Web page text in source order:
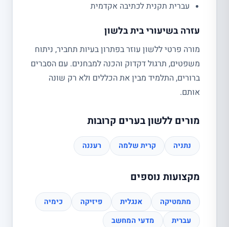
עברית תקנית לכתיבה אקדמית
עזרה בשיעורי בית בלשון
מורה פרטי ללשון עוזר בפתרון בעיות תחביר, ניתוח
משפטים, תרגול דקדוק והכנה למבחנים. עם הסברים
ברורים, התלמיד מבין את הכללים ולא רק שונה
אותם.
מורים ללשון בערים קרובות
נתניה קרית שלמה רעננה
מקצועות נוספים
מתמטיקה אנגלית פיזיקה
כימיה
עברית
מדעי המחשב